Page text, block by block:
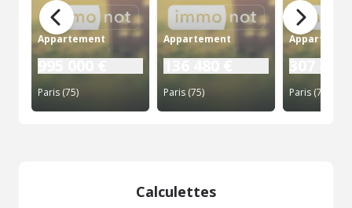
Appartement
995 000 €
Paris (75)
Appartement
136 480 €
Paris (75)
307 420
Paris (75)
Calculettes